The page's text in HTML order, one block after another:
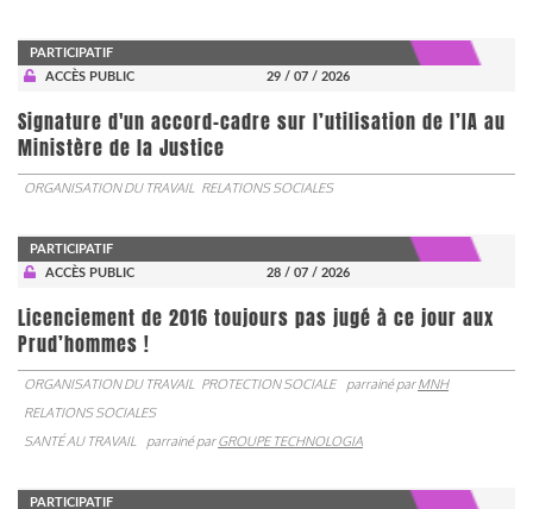
PARTICIPATIF
ACCÈS PUBLIC
29 / 07 / 2026
Signature d'un accord-cadre sur l’utilisation de l’IA au
Ministère de la Justice
ORGANISATION DU TRAVAIL RELATIONS SOCIALES
PARTICIPATIF
ACCÈS PUBLIC
28 / 07 / 2026
Licenciement de 2016 toujours pas jugé à ce jour aux
Prud’hommes !
ORGANISATION DU TRAVAIL PROTECTION SOCIALE parrainé parMNH
RELATIONS SOCIALES
SANTÉ AU TRAVAIL
parrainé parGROUPE TECHNOLOGIA
PARTICIPATIF